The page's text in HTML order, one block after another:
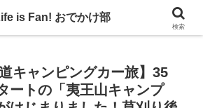
1年の3分の1を北海道でのんびりバンライフ♪
キャンピングカー旅】35
ートの「夷王山キャンプ
検索